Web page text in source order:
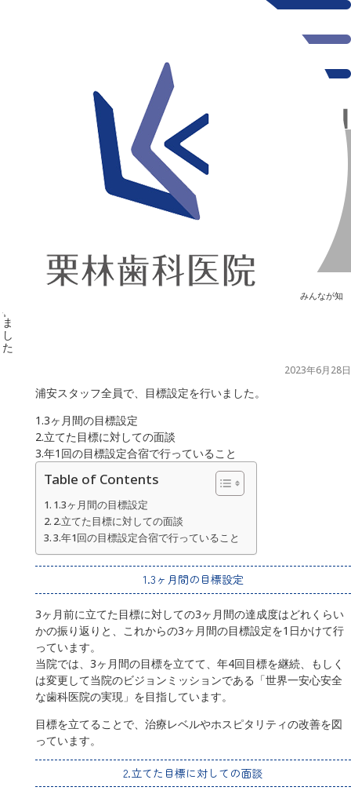
目標設定・スタッフ面談を行いました
みんなが知
2023年6月28日
浦安スタッフ全員で、目標設定を行いました。
1.3ヶ月間の目標設定
2.立てた目標に対しての面談
3.年1回の目標設定合宿で行っていること
Table of Contents
1.3ヶ月間の目標設定
2.立てた目標に対しての面談
3.年1回の目標設定合宿で行っていること
1.3ヶ月間の目標設定
3ヶ月前に立てた目標に対しての3ヶ月間の達成度はどれくらい
かの振り返りと、これからの3ヶ月間の目標設定を1日かけて行
っています。
当院では、3ヶ月間の目標を立てて、年4回目標を継続、もしく
は変更して当院のビジョンミッションである「世界一安心安全
な歯科医院の実現」を目指しています。
目標を立てることで、治療レベルやホスピタリティの改善を図
っています。
2.立てた目標に対しての面談